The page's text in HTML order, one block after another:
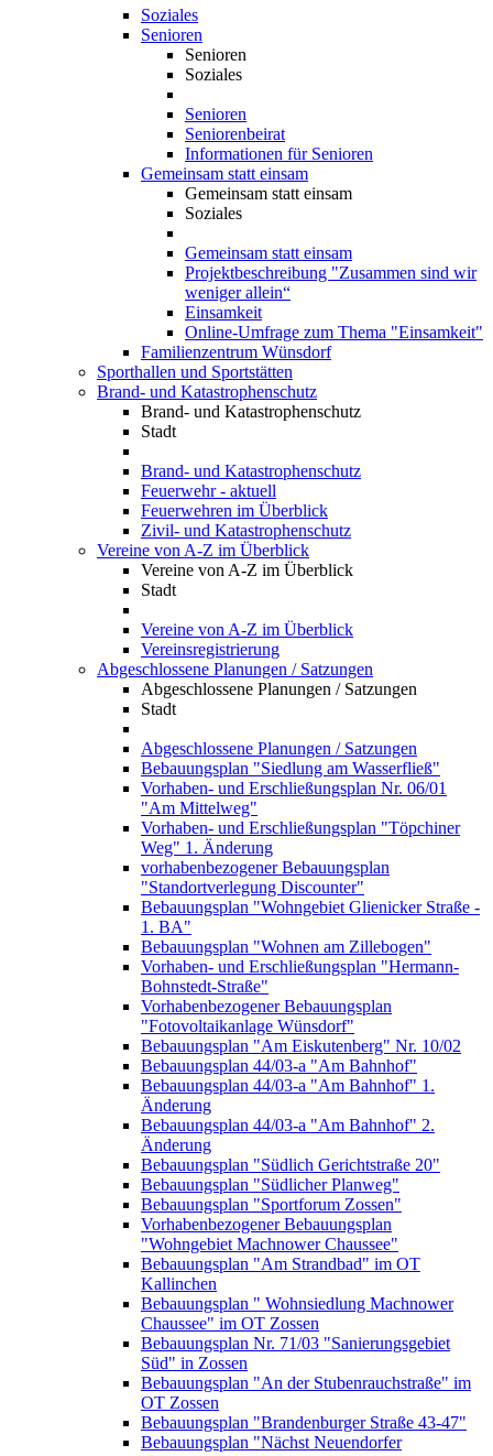
Soziales
Senioren
Senioren
Soziales
Senioren
Seniorenbeirat
Informationen für Senioren
Gemeinsam statt einsam
Gemeinsam statt einsam
Soziales
Gemeinsam statt einsam
Projektbeschreibung "Zusammen sind wir
weniger allein“
Einsamkeit
Online-Umfrage zum Thema "Einsamkeit"
Familienzentrum Wünsdorf
Sporthallen und Sportstätten
Brand- und Katastrophenschutz
Brand- und Katastrophenschutz
Stadt
Brand- und Katastrophenschutz
Feuerwehr - aktuell
Feuerwehren im Überblick
Zivil- und Katastrophenschutz
Vereine von A-Z im Überblick
Vereine von A-Z im Überblick
Stadt
Vereine von A-Z im Überblick
Vereinsregistrierung
Abgeschlossene Planungen / Satzungen
Abgeschlossene Planungen / Satzungen
Stadt
Abgeschlossene Planungen / Satzungen
Bebauungsplan "Siedlung am Wasserfließ"
Vorhaben- und Erschließungsplan Nr. 06/01
"Am Mittelweg"
Vorhaben- und Erschließungsplan "Töpchiner
Weg" 1. Änderung
vorhabenbezogener Bebauungsplan
"Standortverlegung Discounter"
Bebauungsplan "Wohngebiet Glienicker Straße -
1. BA"
Bebauungsplan "Wohnen am Zillebogen"
Vorhaben- und Erschließungsplan "Hermann-
Bohnstedt-Straße"
Vorhabenbezogener Bebauungsplan
"Fotovoltaikanlage Wünsdorf"
Bebauungsplan "Am Eiskutenberg" Nr. 10/02
Bebauungsplan 44/03-a "Am Bahnhof"
Bebauungsplan 44/03-a "Am Bahnhof" 1.
Änderung
Bebauungsplan 44/03-a "Am Bahnhof" 2.
Änderung
Bebauungsplan "Südlich Gerichtstraße 20"
Bebauungsplan "Südlicher Planweg"
Bebauungsplan "Sportforum Zossen"
Vorhabenbezogener Bebauungsplan
"Wohngebiet Machnower Chaussee"
Bebauungsplan "Am Strandbad" im OT
Kallinchen
Bebauungsplan " Wohnsiedlung Machnower
Chaussee" im OT Zossen
Bebauungsplan Nr. 71/03 "Sanierungsgebiet
Süd" in Zossen
Bebauungsplan "An der Stubenrauchstraße" im
OT Zossen
Bebauungsplan "Brandenburger Straße 43-47"
Bebauungsplan "Nächst Neuendorfer